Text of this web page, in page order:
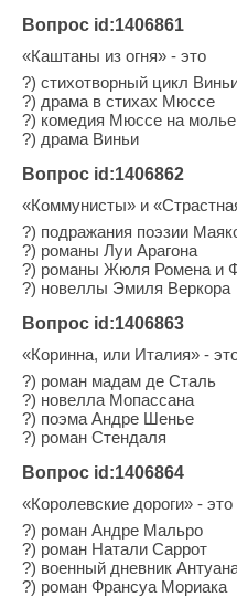
Вопрос id:1406861
«Каштаны из огня» - это
?) стихотворный цикл
?) драма в стихах Мюссе
?) комедия Мюссе на
?) драма Виньи
Вопрос id:1406862
«Коммунисты» и
?) подражания поэзии
?) романы Луи Арагона
?) романы Жюля Ромена и
?) новеллы Эмиля Веркора
Вопрос id:1406863
«Коринна, или Италия» -
?) роман мадам де Сталь
?) новелла Мопассана
?) поэма Андре Шенье
?) роман Стендаля
Вопрос id:1406864
«Королевские дороги» - это
?) роман Андре Мальро
?) роман Натали Саррот
?) военный дневник
?) роман Франсуа Мориака